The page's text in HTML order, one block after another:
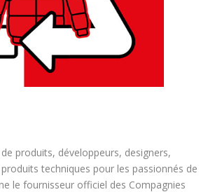
produits, développeurs, designers,
techniques pour les passionnés de
le fournisseur officiel des Compagnies